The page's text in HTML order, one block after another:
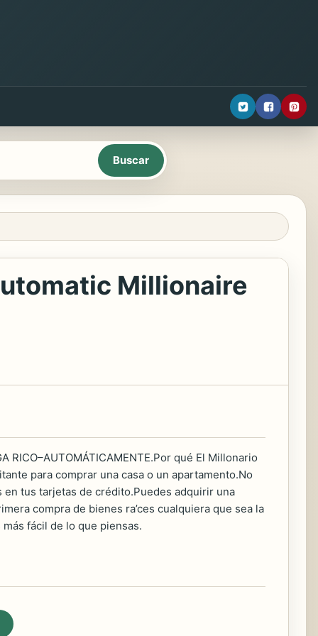
Millionaire
RICO–AUTOMÁTICAMENTE.Por qué El Millonario
para comprar una casa o un apartamento.No
tus tarjetas de crédito.Puedes adquirir una
compra de bienes ra’ces cualquiera que sea la
fácil de lo que piensas.